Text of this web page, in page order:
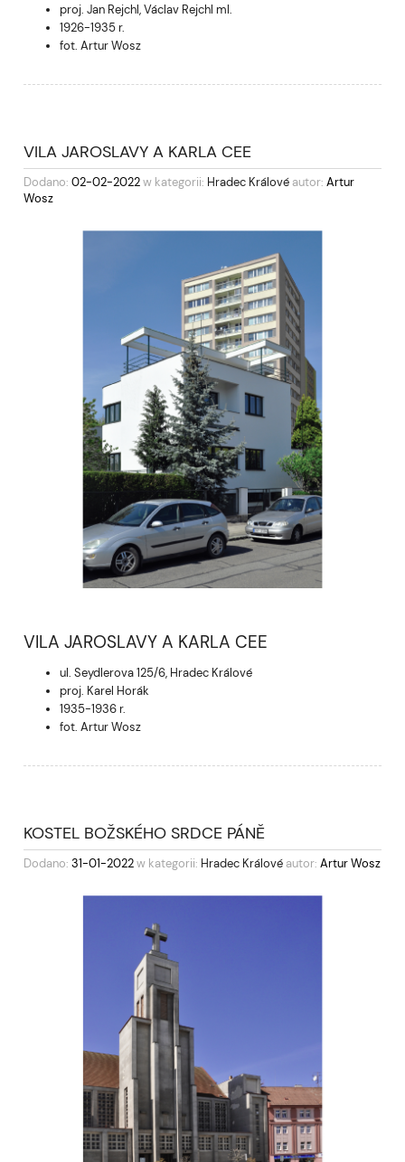
proj. Jan Rejchl, Václav Rejchl ml.
1926-1935 r.
fot. Artur Wosz
VILA JAROSLAVY A KARLA CEE
Dodano: 02-02-2022w kategorii: Hradec Králové autor: Artur
Wosz
VILA JAROSLAVY A KARLA CEE
ul. Seydlerova 125/6, Hradec Králové
proj. Karel Horák
1935-1936 r.
fot. Artur Wosz
KOSTEL BOŽSKÉHO SRDCE PÁNĚ
Dodano: 31-01-2022w kategorii: Hradec Králové autor: Artur Wosz